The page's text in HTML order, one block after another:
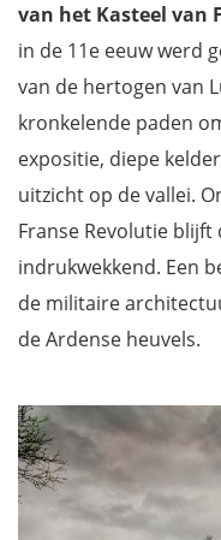
van het Kasteel van
in de 11e eeuw werd
van de hertogen van
kronkelende paden
expositie, diepe
uitzicht op de vallei.
Franse Revolutie
indrukwekkend. Een
de militaire
de Ardense heuvels.